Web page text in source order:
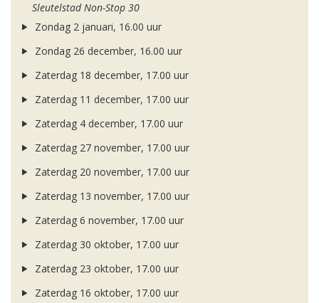
Sleutelstad Non-Stop 30
Zondag 2 januari, 16.00 uur
Zondag 26 december, 16.00 uur
Zaterdag 18 december, 17.00 uur
Zaterdag 11 december, 17.00 uur
Zaterdag 4 december, 17.00 uur
Zaterdag 27 november, 17.00 uur
Zaterdag 20 november, 17.00 uur
Zaterdag 13 november, 17.00 uur
Zaterdag 6 november, 17.00 uur
Zaterdag 30 oktober, 17.00 uur
Zaterdag 23 oktober, 17.00 uur
Zaterdag 16 oktober, 17.00 uur